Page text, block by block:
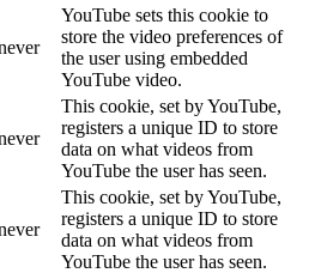
YouTube sets this cookie to
store the video preferences of
the user using embedded
YouTube video.
This cookie, set by YouTube,
registers a unique ID to store
data on what videos from
YouTube the user has seen.
This cookie, set by YouTube,
registers a unique ID to store
data on what videos from
YouTube the user has seen.